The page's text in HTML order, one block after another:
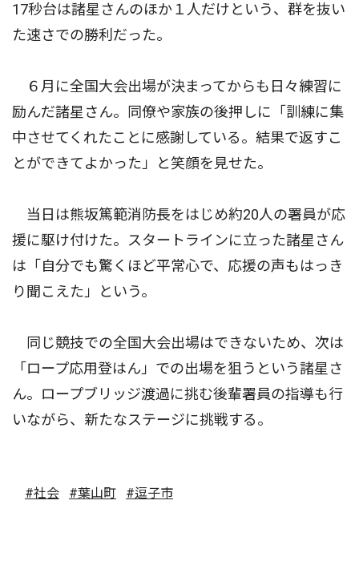
17秒台は諸星さんのほか１人だけという、群を抜い
た速さでの勝利だった。
６月に全国大会出場が決まってからも日々練習に
励んだ諸星さん。同僚や家族の後押しに「訓練に集
中させてくれたことに感謝している。結果で返すこ
とができてよかった」と笑顔を見せた。
当日は熊坂篤範消防長をはじめ約20人の署員が応
援に駆け付けた。スタートラインに立った諸星さん
は「自分でも驚くほど平常心で、応援の声もはっき
り聞こえた」という。
同じ競技での全国大会出場はできないため、次は
「ロープ応用登はん」での出場を狙うという諸星さ
ん。ロープブリッジ渡過に挑む後輩署員の指導も行
いながら、新たなステージに挑戦する。
#社会 #葉山町 #逗子市